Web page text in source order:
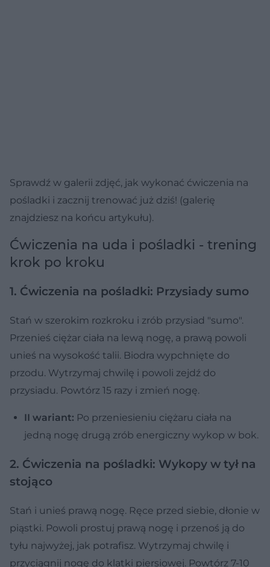
Sprawdź w galerii zdjęć, jak wykonać ćwiczenia na
pośladki i zacznij trenować już dziś! (galerię
znajdziesz na końcu artykułu).
Ćwiczenia na uda i pośladki - trening
krok po kroku
1. Ćwiczenia na pośladki: Przysiady sumo
Stań w szerokim rozkroku i zrób przysiad "sumo".
Przenieś ciężar ciała na lewą nogę, a prawą powoli
unieś na wysokość talii. Biodra wypchnięte do
przodu. Wytrzymaj chwilę i powoli zejdź do
przysiadu. Powtórz 15 razy i zmień nogę.
II wariant: Po przeniesieniu ciężaru ciała na
jedną nogę drugą zrób energiczny wykop w bok.
2. Ćwiczenia na pośladki: Wykopy w tył na
stojąco
Stań i unieś prawą nogę. Ręce przed siebie, dłonie w
piąstki. Powoli prostuj prawą nogę i przenoś ją do
tyłu najwyżej, jak potrafisz. Wytrzymaj chwilę i
przyciągnij nogę do klatki piersiowej. Powtórz 7-10